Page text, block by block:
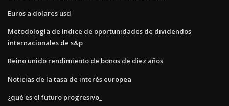
Euros a dolares usd
Metodología de índice de oportunidades de dividendos
internacionales de s&p
Reino unido rendimiento de bonos de diez años
Noticias de la tasa de interés europea
¿qué es el futuro progresivo_